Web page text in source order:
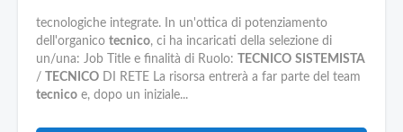
tecnologiche integrate. In un'ottica di potenziamento
dell'organico tecnico, ci ha incaricati della selezione di
un/una: Job Title e finalità di Ruolo:
TECNICO SISTEMISTA
/
TECNICO DI RETE La risorsa entrerà a far parte del team
tecnico e, dopo un iniziale...